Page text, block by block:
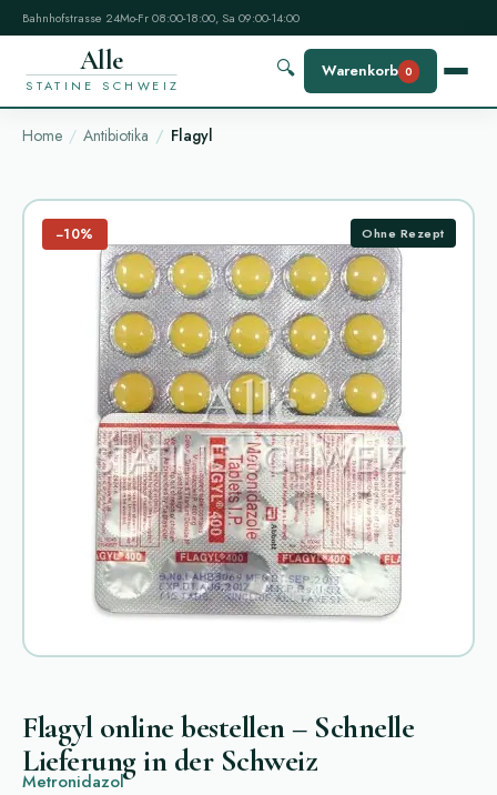
Bahnhofstrasse 24Mo-Fr 08:00-18:00, Sa 09:00-14:00
Alle
STATINE SCHWEIZ
🔍 Warenkorb 0
Home Antibiotika Flagyl
−10% Ohne Rezept
Flagyl online bestellen – Schnelle
Lieferung in der Schweiz
Metronidazol